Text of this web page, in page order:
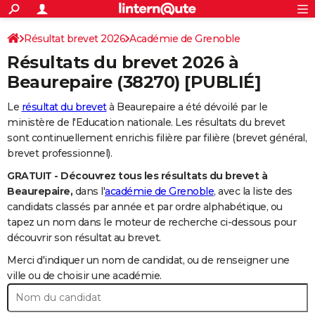
ACTUALITÉS
Politique
Société
Faits Divers
Education
Monde
Villes
+
SPORT
Coupe du monde 2026
Football
Tennis
Cyclisme
Rugby
Forum
FINANCE
Retraite
Impôts
Epargne
Immobilier
Risques naturels par ville
Banque
Assurance
Crédit
Essais
Réserver un essai
Citadines
Berlines
SUV
Forum auto
+
HIGH-TECH
Meilleur smartphone
Guide high-tech
BRICOLAGE
Forum
Aménagement intérieur
Extérieur
Cuisine
Salle de bains
Jardinage
Rangement
+
Guides de France
Escapades
Patrimoine
Expositions
Musées
Week-end nature
+
Art de vivre
Bien-être
Loisirs
Mode
Modes de vie
+ SANTE
Alimentation
Guide de la santé
Maladies
Médicaments
Sommeil
VOYAGE
Rechercher
S'inscrire
Connexion
Résultat brevet 2026 Académie de Grenoble
Résultats du brevet 2026 à
Beaurepaire(38270) [PUBLIÉ]
Le résultat du brevetà Beaurepaire a été dévoilé par le
ministère de l'Education nationale. Les résultats du brevet
sont continuellement enrichis filière par filière (brevet général,
brevet professionnel).
GRATUIT - Découvrez tous les résultats du brevet à
Beaurepaire, dans l'académie de Grenoble, avec la liste des
candidats classés par année et par ordre alphabétique, ou
tapez un nom dans le moteur de recherche ci-dessous pour
découvrir son résultat au brevet.
Merci d'indiquer un nom de candidat, ou de renseigner une
ville ou de choisir une académie.